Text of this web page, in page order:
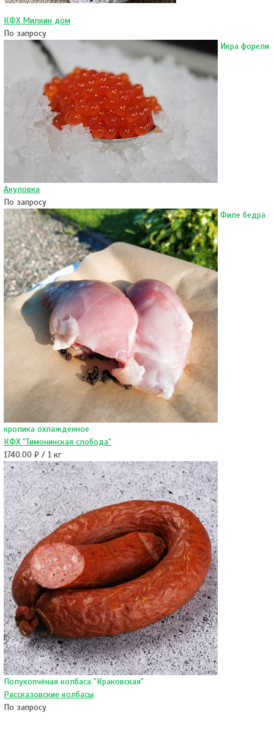
КФХ Милкин дом
По запросу
Икра форели
Акуловка
По запросу
Филе бедра
кролика охлажденное
КФХ "Тимонинская слобода"
1740.00 ₽ / 1 кг
Полукопчёная колбаса "Краковская"
Рассказовские колбасы
По запросу